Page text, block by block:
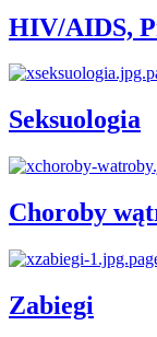
HIV/AIDS,
Seksuologia
Choroby
Zabiegi